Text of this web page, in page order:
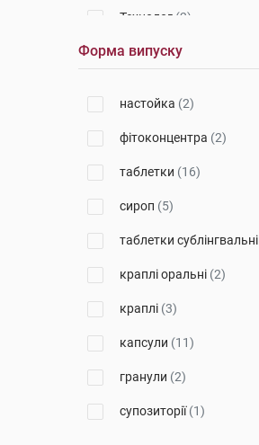
Технолог (2)
Др. Густав Кляйн
(5)
Форма випуску
настойка (2)
фітоконцентра (2)
таблетки (16)
сироп (5)
таблетки сублінгвальні
краплі оральні (2)
краплі (3)
капсули (11)
гранули (2)
супозиторії(1)